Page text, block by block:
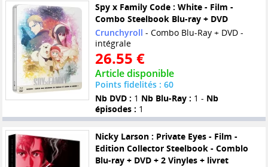
Spy x Family Code : White - Film -
Combo Steelbook Blu-ray + DVD
Crunchyroll - Combo Blu-Ray + DVD -
intégrale
26.55 €
Article disponible
Points fidelités : 60
Nb DVD : 1 Nb Blu-Ray : 1 - Nb
épisodes : 1
Nicky Larson : Private Eyes - Film -
Edition Collector Steelbook - Comblo
Blu-ray + DVD + 2 Vinyles + livret